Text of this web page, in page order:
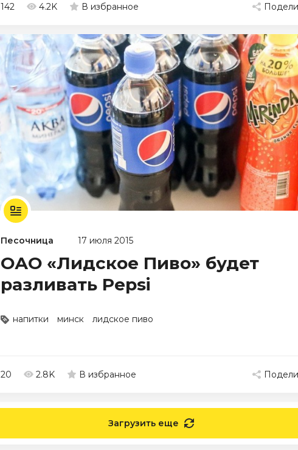
142 4.2K В избранное
Песочница 17 июля 2015
ОАО «Лидское Пиво» будет
разливать Pepsi
напитки минск лидское пиво
20 2.8K В избранное
Загрузить еще